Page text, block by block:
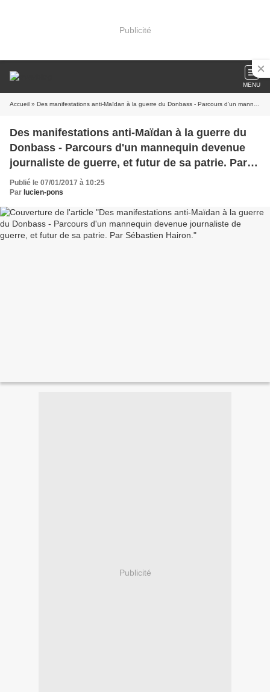
Publicité
MENU
Accueil » Des manifestations anti-Maïdan à la guerre du Donbass - Parcours d'un mannequin devenue journaliste de guerre, et futur de sa patrie. Par Sébastien Hairon.
Des manifestations anti-Maïdan à la guerre du
Donbass - Parcours d'un mannequin devenue
journaliste de guerre, et futur de sa patrie. Par
Sébastien Hairon.
Publié le 07/01/2017 à 10:25
Par lucien-pons
Publicité